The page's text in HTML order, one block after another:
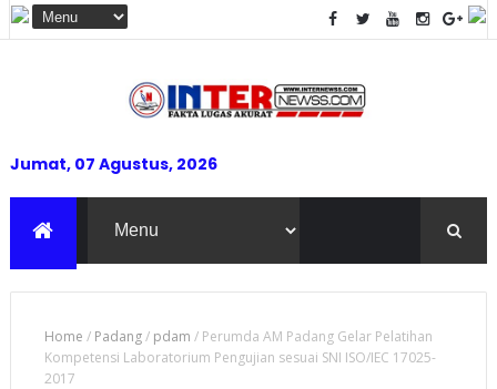
Jumat, 07 Agustus, 2026
Home / Padang/ pdam / Perumda AM Padang Gelar Pelatihan
Kompetensi Laboratorium Pengujian sesuai SNI ISO/IEC 17025-
2017